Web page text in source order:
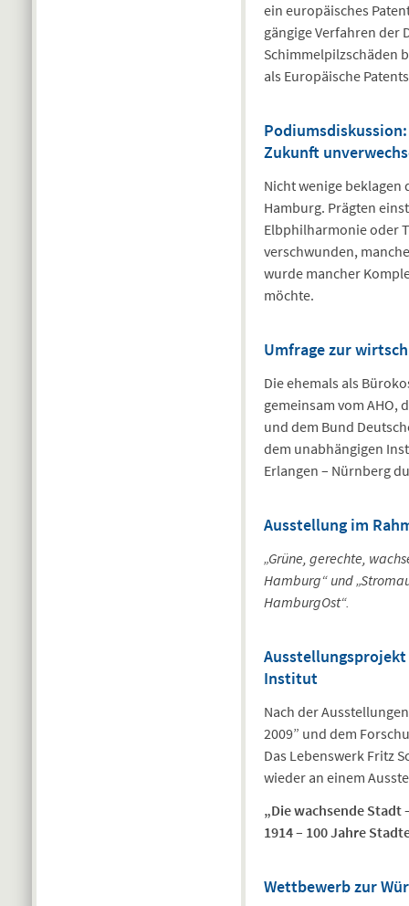
ein europäisches
gängige Verfahren der
Schimmelpilzschäden
als Europäische
Zukunft
Nicht wenige beklagen
Hamburg. Prägten
Elbphilharmonie oder
verschwunden,
wurde mancher
möchte.
Umfrage zur
Die ehemals als
gemeinsam vom AHO,
und dem Bund
dem unabhängigen
Erlangen – Nürnberg
Ausstellung im
„Grüne, gerechte,
Hamburg“ und
HamburgOst“.
Ausstellungsprojekt
Institut
Nach der
2009” und dem
Das Lebenswerk Fritz
wieder an einem
„Die wachsende Stadt
1914 – 100 Jahre
Wettbewerb zur